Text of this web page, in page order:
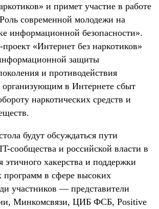
и примет участие в работе
современной молодежи на
информационной безопасности».
«Интернет без наркотиков»
защиты
и противодействия
организующим в Интернете сбыт
наркотических средств и
будут обсуждаться пути
сообщества и российской власти в
этичного хакерства и поддержки
программ в сфере высоких
участников — представители
Минкомсвязи, ЦИБ ФСБ, Positive